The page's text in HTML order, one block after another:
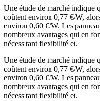
Une étude de marché indique
coûtent environ 0,77 €/W,
environ 0,60 €/W. Les
nombreux avantages qui en
nécessitant flexibilité et.
Une étude de marché indique
coûtent environ 0,77 €/W,
environ 0,60 €/W. Les
nombreux avantages qui en
nécessitant flexibilité et.